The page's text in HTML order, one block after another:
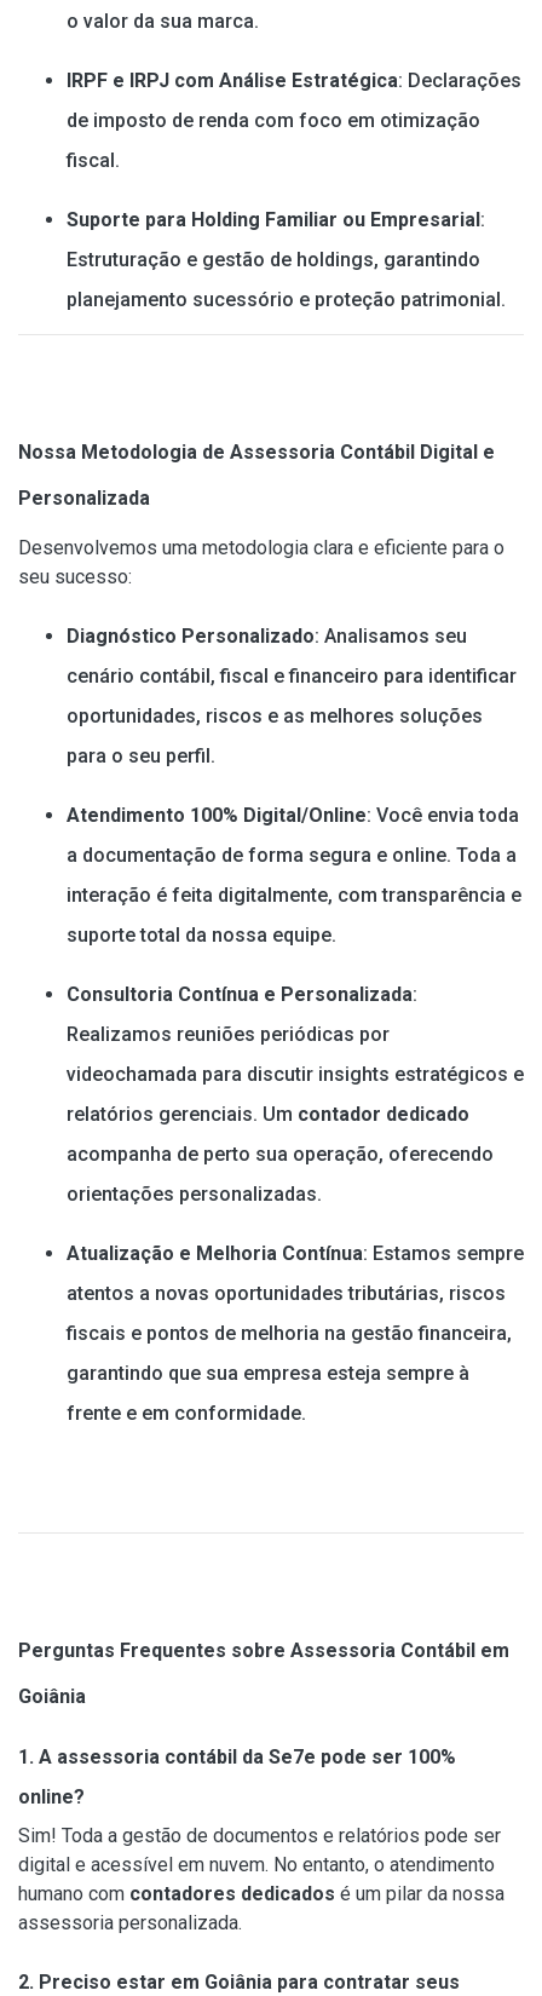
o valor da sua marca.
IRPF e IRPJ com Análise Estratégica: Declarações
de imposto de renda com foco em otimização
fiscal.
Suporte para Holding Familiar ou Empresarial:
Estruturação e gestão de holdings, garantindo
planejamento sucessório e proteção patrimonial.
Nossa Metodologia de Assessoria Contábil Digital e
Personalizada
Desenvolvemos uma metodologia clara e eficiente para o
seu sucesso:
Diagnóstico Personalizado: Analisamos seu
cenário contábil, fiscal e financeiro para identificar
oportunidades, riscos e as melhores soluções
para o seu perfil.
Atendimento 100% Digital/Online: Você envia toda
a documentação de forma segura e online. Toda a
interação é feita digitalmente, com transparência e
suporte total da nossa equipe.
Consultoria Contínua e Personalizada:
Realizamos reuniões periódicas por
videochamada para discutir insights estratégicos e
relatórios gerenciais. Um contador dedicado
acompanha de perto sua operação, oferecendo
orientações personalizadas.
Atualização e Melhoria Contínua: Estamos sempre
atentos a novas oportunidades tributárias, riscos
fiscais e pontos de melhoria na gestão financeira,
garantindo que sua empresa esteja sempre à
frente e em conformidade.
Perguntas Frequentes sobre Assessoria Contábil em
Goiânia
1. A assessoria contábil da Se7e pode ser 100%
online?
Sim! Toda a gestão de documentos e relatórios pode ser
digital e acessível em nuvem. No entanto, o atendimento
humano com contadores dedicados é um pilar da nossa
assessoria personalizada.
2. Preciso estar em Goiânia para contratar seus